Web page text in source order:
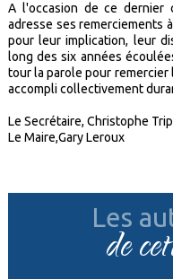
A l'occasion de ce dernier
adresse ses remerciements
pour leur implication, leur
long des six années
tour la parole pour
accompli collectivement
Le Secrétaire, Christophe
Le Maire,Gary Leroux
Les
de